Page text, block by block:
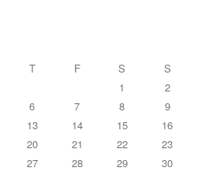
T F S
S
1
2
6 7 8
9
13 14 15
16
20 21 22
23
27 28 29
30